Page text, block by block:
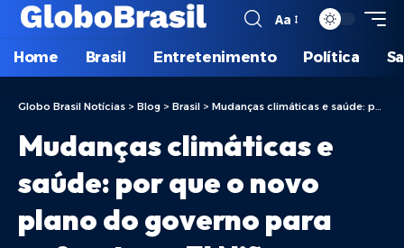
Aa
Home Brasil Entretenimento Política
Globo Brasil Notícias > Blog > Brasil > Mudanças climáticas e saúde: por que o novo plano do governo para enfrentar o El Niño importa para todos os brasileiros
Mudanças climáticas e
saúde: por que o novo
plano do governo para